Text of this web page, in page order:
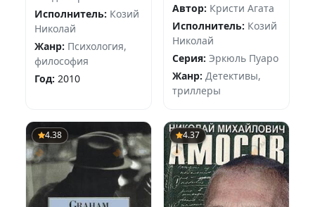
Исполнитель: Козий
Николай
Жанр: Психология,
философия
Год: 2010
Автор: Кристи Агата
Исполнитель: Козий
Николай
Серия: Эркюль Пуаро
Жанр: Детективы,
триллеры
4.38 4.37